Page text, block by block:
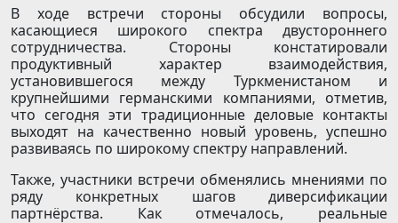
В ходе встречи стороны обсудили вопросы,
касающиеся широкого спектра двустороннего
сотрудничества. Стороны констатировали
продуктивный характер взаимодействия,
установившегося между Туркменистаном и
крупнейшими германскими компаниями, отметив,
что сегодня эти традиционные деловые контакты
выходят на качественно новый уровень, успешно
развиваясь по широкому спектру направлений.
Также, участники встречи обменялись мнениями по
ряду конкретных шагов диверсификации
партнёрства. Как отмечалось, реальные